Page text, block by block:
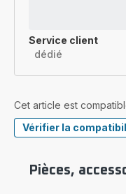
Service client
dédié
Cet article est
Vérifier la
Pièces,